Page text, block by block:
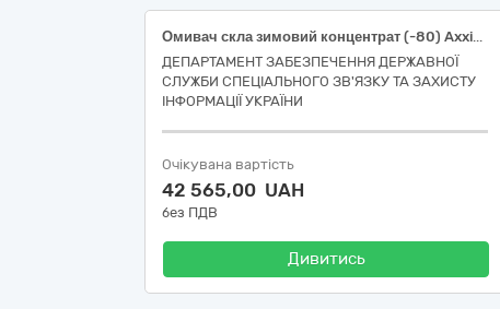
Омивач скла зимовий концентрат (-80) Axxis Bubble Gum
ДЕПАРТАМЕНТ ЗАБЕЗПЕЧЕННЯ ДЕРЖАВНОЇ
СЛУЖБИ СПЕЦІАЛЬНОГО ЗВ'ЯЗКУ ТА ЗАХИСТУ
ІНФОРМАЦІЇ УКРАЇНИ
Очікувана вартість
42 565,00 UAH
без ПДВ
Дивитись